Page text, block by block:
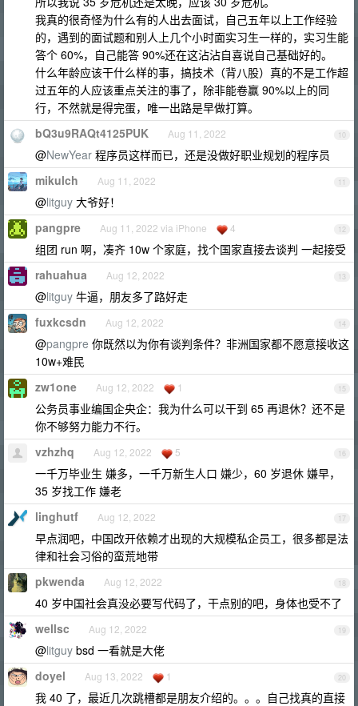
我真的很奇怪为什么有的人出去面试，自己五年以上工作经验
的，遇到的面试题和别人上几个小时面实习生一样的，实习生能
答个 60%，自己能答 90%还在这沾沾自喜说自己基础好的。
什么年龄应该干什么样的事，搞技术（背八股）真的不是工作超
过五年的人应该重点关注的事了，除非能卷赢 90%以上的同
行，不然就是得完蛋，唯一出路是早做打算。
10
bQ3u9RAQt4125PUK Aug 11, 2022
@NewYear 程序员这样而已，还是没做好职业规划的程序员
11
mikulch Aug 11, 2022
@litguy 大爷好！
12
pangpre Aug 11, 2022 via iPhone 4
组团 run 啊，凑齐 10w 个家庭，找个国家直接去谈判 一起接受
13
rahuahua Aug 12, 2022
@litguy 牛逼，朋友多了路好走
14
fuxkcsdn Aug 12, 2022
@pangpre 你既然以为你有谈判条件？非洲国家都不愿意接收这
10w+难民
15
zw1one Aug 12, 2022 1
公务员事业编国企央企：我为什么可以干到 65 再退休？还不是
你不够努力能力不行。
16
vzhzhq Aug 12, 2022 5
一千万毕业生 嫌多，一千万新生人口 嫌少，60 岁退休 嫌早，
35 岁找工作 嫌老
17
linghutf Aug 12, 2022
早点润吧，中国改开依赖才出现的大规模私企员工，很多都是法
律和社会习俗的蛮荒地带
18
pkwenda Aug 12, 2022
40 岁中国社会真没必要写代码了，干点别的吧，身体也受不了
19
wellsc Aug 12, 2022
@litguy bsd 一看就是大佬
20
doyel Aug 13, 2022 1
我 40 了，最近几次跳槽都是朋友介绍的。。。自己找真的直接